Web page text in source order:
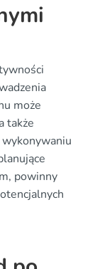
może
także
powinny